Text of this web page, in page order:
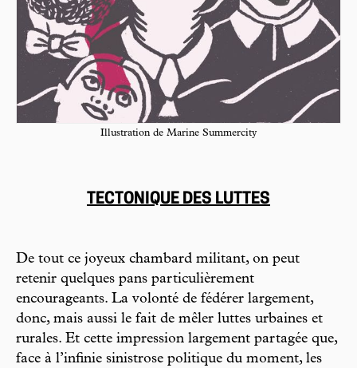
Illustration de Marine Summercity
TECTONIQUE DES LUTTES
De tout ce joyeux chambard militant, on peut
retenir quelques pans particulièrement
encourageants. La volonté de fédérer largement,
donc, mais aussi le fait de mêler luttes urbaines et
rurales. Et cette impression largement partagée que,
face à l’infinie sinistrose politique du moment, les